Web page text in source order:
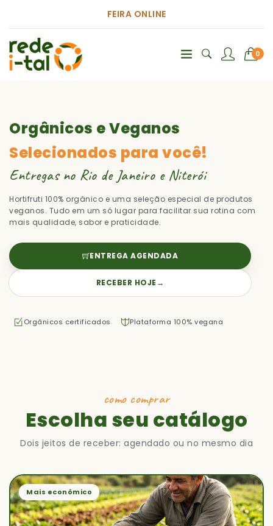
FEIRA ONLINE
0
Orgânicos e Veganos
Selecionados para você!
Entregas no Rio de Janeiro e Niterói
Hortifruti 100% orgânico e uma seleção especial de produtos
veganos. Tudo em um só lugar para facilitar sua rotina com
mais qualidade, sabor e praticidade.
ENTREGA AGENDADA
RECEBER HOJE →
Orgânicos certificados Plataforma 100% vegana
como comprar
Escolha seu catálogo
Dois jeitos de receber: agendado ou no mesmo dia
Mais econômico